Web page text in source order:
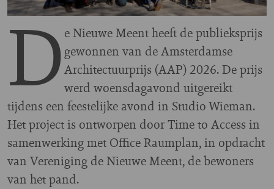
D e Nieuwe Meent heeft de publieksprijs
gewonnen van de Amsterdamse
Architectuurprijs (AAP) 2026. De prijs
werd woensdagavond uitgereikt
tijdens een feestelijke avond in Studio Wieman.
Het project is ontworpen door Time to Access in
samenwerking met Office Raumplan, in opdracht
van Vereniging de Nieuwe Meent, de bewoners
van het pand.